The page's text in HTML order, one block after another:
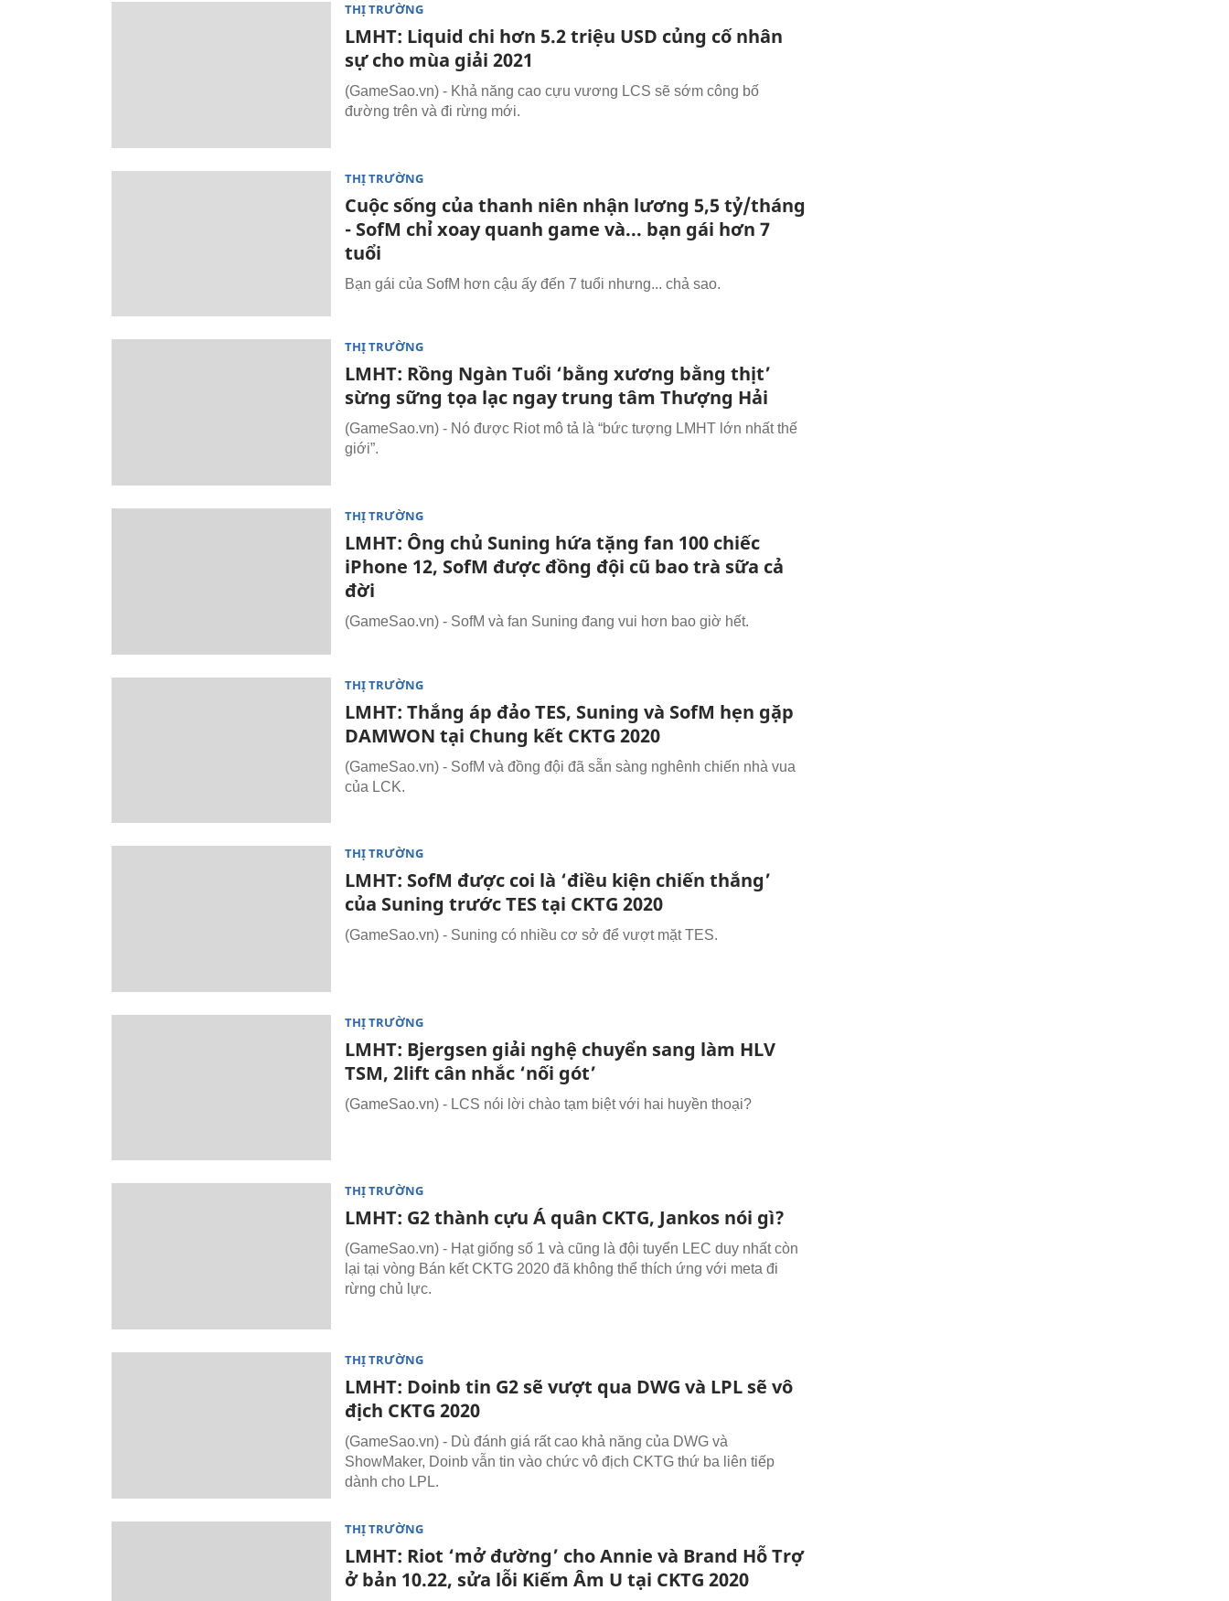
THỊ TRƯỜNG
LMHT: Liquid chi hơn 5.2 triệu USD củng cố nhân
sự cho mùa giải 2021
(GameSao.vn) - Khả năng cao cựu vương LCS sẽ sớm công bố
đường trên và đi rừng mới.
THỊ TRƯỜNG
Cuộc sống của thanh niên nhận lương 5,5 tỷ/tháng
- SofM chỉ xoay quanh game và... bạn gái hơn 7
tuổi
Bạn gái của SofM hơn cậu ấy đến 7 tuổi nhưng... chả sao.
THỊ TRƯỜNG
LMHT: Rồng Ngàn Tuổi ‘bằng xương bằng thịt’
sừng sững tọa lạc ngay trung tâm Thượng Hải
(GameSao.vn) - Nó được Riot mô tả là “bức tượng LMHT lớn nhất thế
giới”.
THỊ TRƯỜNG
LMHT: Ông chủ Suning hứa tặng fan 100 chiếc
iPhone 12, SofM được đồng đội cũ bao trà sữa cả
đời
(GameSao.vn) - SofM và fan Suning đang vui hơn bao giờ hết.
THỊ TRƯỜNG
LMHT: Thắng áp đảo TES, Suning và SofM hẹn gặp
DAMWON tại Chung kết CKTG 2020
(GameSao.vn) - SofM và đồng đội đã sẵn sàng nghênh chiến nhà vua
của LCK.
THỊ TRƯỜNG
LMHT: SofM được coi là ‘điều kiện chiến thắng’
của Suning trước TES tại CKTG 2020
(GameSao.vn) - Suning có nhiều cơ sở để vượt mặt TES.
THỊ TRƯỜNG
LMHT: Bjergsen giải nghệ chuyển sang làm HLV
TSM, 2lift cân nhắc ‘nối gót’
(GameSao.vn) - LCS nói lời chào tạm biệt với hai huyền thoại?
THỊ TRƯỜNG
LMHT: G2 thành cựu Á quân CKTG, Jankos nói gì?
(GameSao.vn) - Hạt giống số 1 và cũng là đội tuyển LEC duy nhất còn
lại tại vòng Bán kết CKTG 2020 đã không thể thích ứng với meta đi
rừng chủ lực.
THỊ TRƯỜNG
LMHT: Doinb tin G2 sẽ vượt qua DWG và LPL sẽ vô
địch CKTG 2020
(GameSao.vn) - Dù đánh giá rất cao khả năng của DWG và
ShowMaker, Doinb vẫn tin vào chức vô địch CKTG thứ ba liên tiếp
dành cho LPL.
THỊ TRƯỜNG
LMHT: Riot ‘mở đường’ cho Annie và Brand Hỗ Trợ
ở bản 10.22, sửa lỗi Kiếm Âm U tại CKTG 2020